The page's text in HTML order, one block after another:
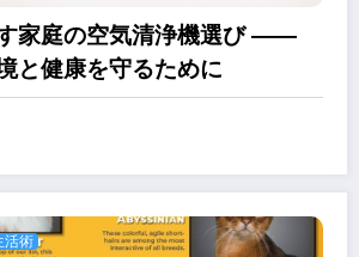
家庭の空気清浄機選び ――
と健康を守るために
活術